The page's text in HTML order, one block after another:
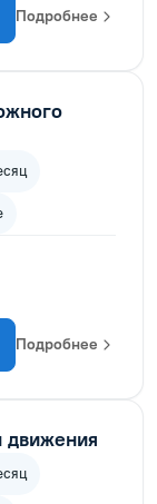
Подробнее
Подробнее
движения